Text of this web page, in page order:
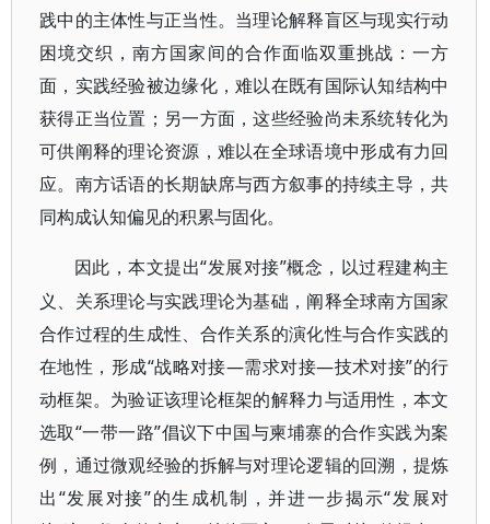
践中的主体性与正当性。当理论解释盲区与现实行动
困境交织，南方国家间的合作面临双重挑战：一方
面，实践经验被边缘化，难以在既有国际认知结构中
获得正当位置；另一方面，这些经验尚未系统转化为
可供阐释的理论资源，难以在全球语境中形成有力回
应。南方话语的长期缺席与西方叙事的持续主导，共
同构成认知偏见的积累与固化。
因此，本文提出“发展对接”概念，以过程建构主
义、关系理论与实践理论为基础，阐释全球南方国家
合作过程的生成性、合作关系的演化性与合作实践的
在地性，形成“战略对接—需求对接—技术对接”的行
动框架。为验证该理论框架的解释力与适用性，本文
选取“一带一路”倡议下中国与柬埔寨的合作实践为案
例，通过微观经验的拆解与对理论逻辑的回溯，提炼
出“发展对接”的生成机制，并进一步揭示“发展对